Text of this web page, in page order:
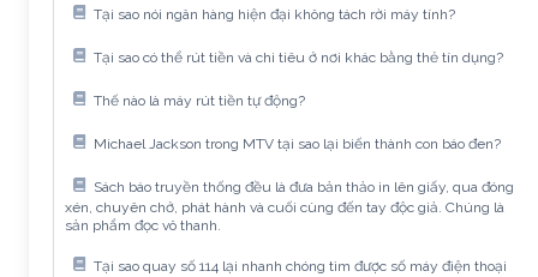
Tại sao nói ngân hàng hiện đại không tách rời máy tính?
Tại sao có thể rút tiền và chi tiêu ở nơi khác bằng thẻ tín dụng?
Thế nào là máy rút tiền tự động?
Michael Jackson trong MTV tại sao lại biến thành con báo đen?
Sách báo truyền thống đều là đưa bản thảo in lên giấy, qua đóng
xén, chuyên chở, phát hành và cuối cùng đến tay độc giả. Chúng là
sản phẩm đọc vô thanh.
Tại sao quay số 114 lại nhanh chóng tìm được số máy điện thoại